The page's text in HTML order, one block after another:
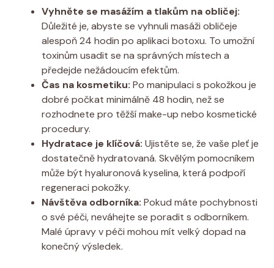
Vyhněte se masážím a tlakům na obličej:
Důležité je, abyste se vyhnuli masáži obličeje
alespoň 24 hodin po aplikaci botoxu. To umožní
toxinům usadit se na správných místech a
předejde nežádoucím efektům.
Čas na kosmetiku: Po manipulaci s pokožkou je
dobré počkat minimálně 48 hodin, než se
rozhodnete pro těžší make-up nebo kosmetické
procedury.
Hydratace je klíčová: Ujistěte se, že vaše pleť je
dostatečně hydratovaná. Skvělým pomocníkem
může být hyaluronová kyselina, která podpoří
regeneraci pokožky.
Návštěva odborníka: Pokud máte pochybnosti
o své péči, neváhejte se poradit s odborníkem.
Malé úpravy v péči mohou mít velký dopad na
konečný výsledek.